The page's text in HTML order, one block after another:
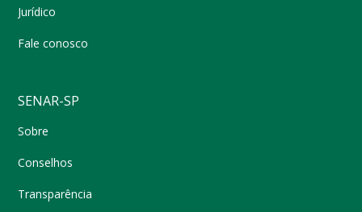
Jurídico
Fale conosco
SENAR-SP
Sobre
Conselhos
Transparência